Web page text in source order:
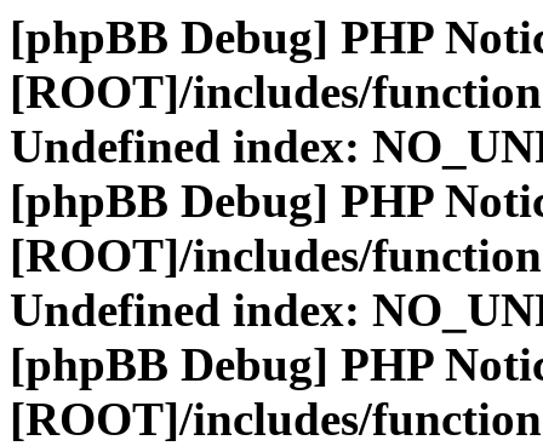
[phpBB Debug] PHP
[ROOT]/includes/
Undefined index:
[phpBB Debug] PHP
[ROOT]/includes/
Undefined index:
[phpBB Debug] PHP
[ROOT]/includes/